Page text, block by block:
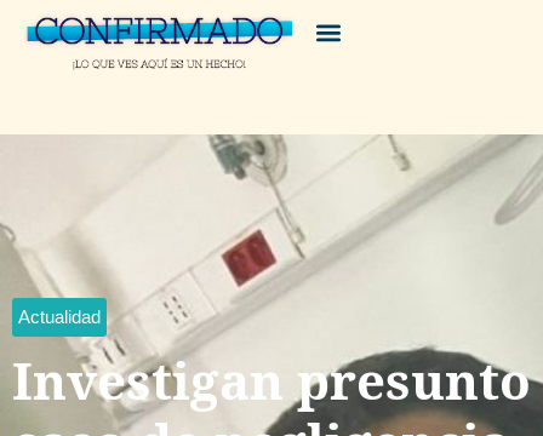
Actualidad
Investigan presunto